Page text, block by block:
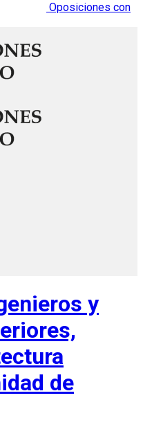
Oposiciones con
y
de